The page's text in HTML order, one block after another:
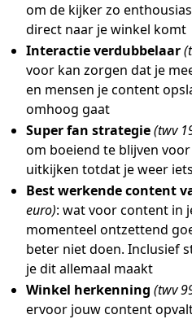
om de kijker zo
direct naar je winkel komt
Interactie verdubbelaar
voor kan zorgen dat je
en mensen je content
omhoog gaat
Super fan strategie(twv
om boeiend te blijven
uitkijken totdat je weer
Best werkende content
euro): wat voor content in
momenteel ontzettend
beter niet doen. Inclusief
je dit allemaal maakt
Winkel herkenning (twv
ervoor jouw content